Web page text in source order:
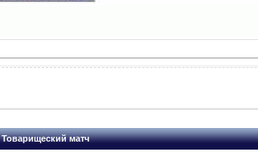
Товарищеский матч